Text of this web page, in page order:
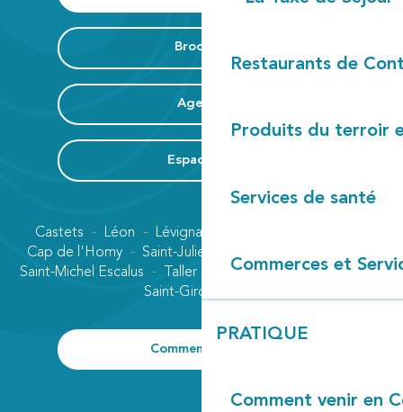
Restaurants de
Produits du terroir
Services de santé
Commerces et
PRATIQUE
Comment venir en
Brochure
Agenda
Espace Pro
Castets Léon Lévignacq
Cap de l'Homy
Saint-Julien-en-Born
Saint-Michel Escalus
Taller Uza
Vielle-Saint-Girons
Saint-Girons plage
Comment venir ?